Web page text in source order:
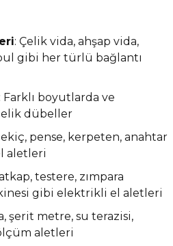
: Çelik vida, ahşap vida,
gibi her türlü bağlantı
: Farklı boyutlarda ve
dübeller
pense, kerpeten, anahtar
aletleri
testere, zımpara
gibi elektrikli el aletleri
şerit metre, su terazisi,
aletleri